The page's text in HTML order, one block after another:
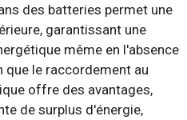
des batteries permet une
garantissant une
même en l'absence
que le raccordement au
offre des avantages,
de surplus d'énergie,